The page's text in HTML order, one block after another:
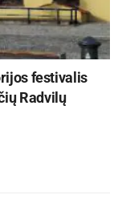
festivalis
Radvilų